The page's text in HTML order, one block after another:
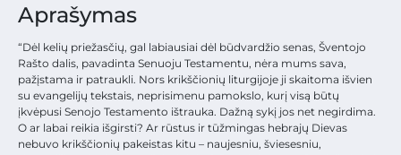
Aprašymas
“Dėl kelių priežasčių, gal labiausiai dėl būdvardžio senas, Šventojo
Rašto dalis, pavadinta Senuoju Testamentu, nėra mums sava,
pažįstama ir patraukli. Nors krikščionių liturgijoje ji skaitoma išvien
su evangelijų tekstais, neprisimenu pamokslo, kurį visą būtų
įkvėpusi Senojo Testamento ištrauka. Dažną sykį jos net negirdima.
O ar labai reikia išgirsti? Ar rūstus ir tūžmingas hebrajų Dievas
nebuvo krikščionių pakeistas kitu – naujesniu, šviesesniu,